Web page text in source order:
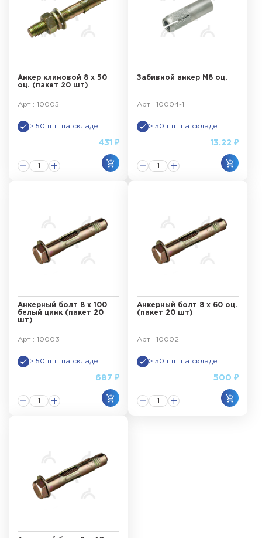
Анкер клиновой 8 х 50
оц. (пакет 20 шт)
Арт.: 10005
> 50 шт. на складе
431 ₽
Забивной анкер М8 оц.
Арт.: 10004-1
> 50 шт. на складе
13.22 ₽
Анкерный болт 8 х 100
белый цинк (пакет 20
шт)
Арт.: 10003
> 50 шт. на складе
687 ₽
Анкерный болт 8 х 60 оц.
(пакет 20 шт)
Арт.: 10002
> 50 шт. на складе
500 ₽